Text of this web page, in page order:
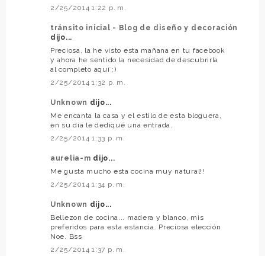
2/25/2014 1:22 p. m.
tránsito inicial - Blog de diseño y decoración
dijo...
Preciosa, la he visto esta mañana en tu facebook
y ahora he sentido la necesidad de descubrirla
al completo aquí :)
2/25/2014 1:32 p. m.
Unknown dijo...
Me encanta la casa y el estilo de esta bloguera,
en su día le dediqué una entrada.
2/25/2014 1:33 p. m.
aurelia-m dijo...
Me gusta mucho esta cocina muy natural!!
2/25/2014 1:34 p. m.
Unknown dijo...
Bellezon de cocina... madera y blanco, mis
preferidos para esta estancia. Preciosa elección
Noe. Bss
2/25/2014 1:37 p. m.